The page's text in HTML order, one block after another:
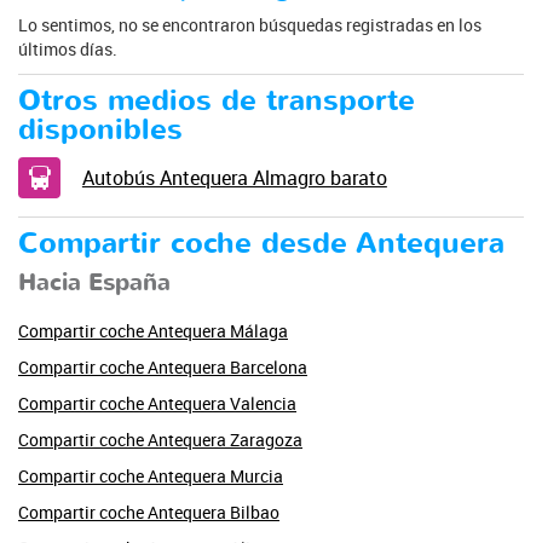
Lo sentimos, no se encontraron búsquedas registradas en los
últimos días.
Otros medios de transporte
disponibles
Autobús Antequera Almagro barato
Compartir coche desde Antequera
Hacia España
Compartir coche Antequera Málaga
Compartir coche Antequera Barcelona
Compartir coche Antequera Valencia
Compartir coche Antequera Zaragoza
Compartir coche Antequera Murcia
Compartir coche Antequera Bilbao